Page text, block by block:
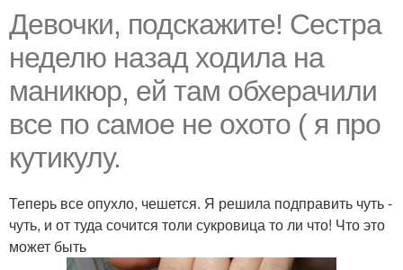
Девочки, подскажите! Сестра
неделю назад ходила на
маникюр, ей там обхерачили
все по самое не охото ( я про
кутикулу.
Теперь все опухло, чешется. Я решила подправить чуть -
чуть, и от туда сочится толи сукровица то ли что! Что это
может быть